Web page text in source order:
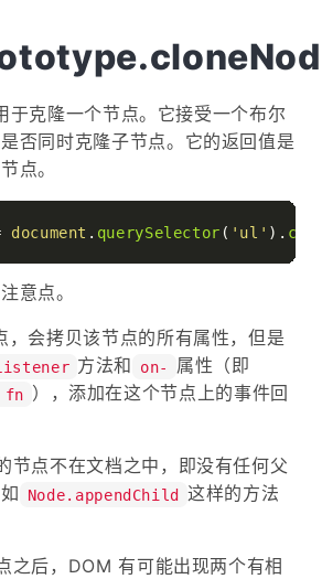
于克隆一个节点。它接受一个布尔
否同时克隆子节点。它的返回值是
点。
document . querySelector ( 'ul' ).
意点。
，会拷贝该节点的所有属性，但是
方法和 on- 属性（即
fn ），添加在这个节点上的事件回
节点不在文档之中，即没有任何父
Node.appendChild 这样的方法
之后，DOM 有可能出现两个有相